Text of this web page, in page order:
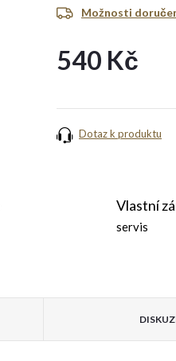
Možnosti
540 Kč
Dotaz k produktu
Vlastní
servis